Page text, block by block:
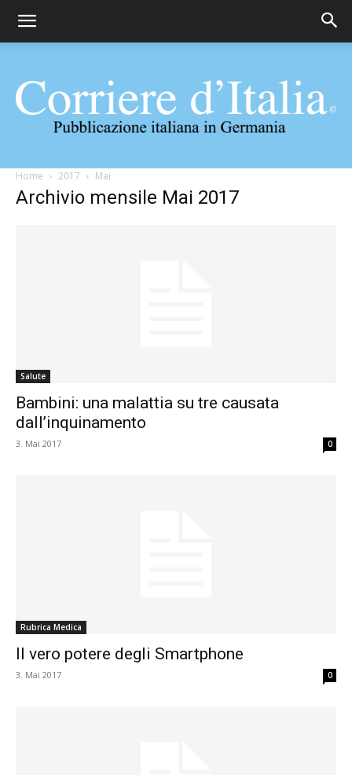
Corriere
Home 2017 Mai
Archivio mensile Mai 2017
Salute
Bambini: una malattia su tre causata
dall’inquinamento
3. Mai 2017 0
Rubrica Medica
Il vero potere degli Smartphone
3. Mai 2017 0